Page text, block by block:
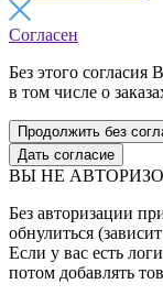
Согласен
Без этого согласия
в том числе о
Продолжить без
Дать согласие
ВЫ НЕ
Без авторизации
обнулиться
Если у вас есть
потом добавлять